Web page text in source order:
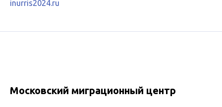
inurris2024.ru
Московский миграционный центр